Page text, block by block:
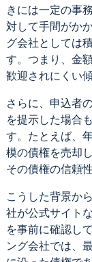
きには一定の事
対して手間がか
グ会社としては
す。つまり、金
歓迎されにくい
さらに、申込者
を提示した場合
す。たとえば、
模の債権を売却
その債権の信頼
こうした背景か
社が公式サイト
を事前に確認し
ング会社では、